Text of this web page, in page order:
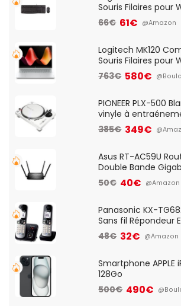
Souris Filaires pour
Optique Filaire,
And Play,
QWERTY UK - Noir
66€ 61€ @Amazon
Logitech MK120
Souris Filaires pour
Optique Filaire,
And Play,
QWERTY UK - Noir
763€ 580€
PIONEER PLX-500
vinyle à
vitesses (33-45-
pre-ampli intégré
385€ 349€
Asus RT-AC59U
Double Bande
Client VPN, Triple
d'accès et Bridge,
50€ 40€ @Amazon
Panasonic KX-
Sans fil Répondeur
Française]
48€ 32€ @Amazon
Smartphone APPLE
128Go
500€ 490€